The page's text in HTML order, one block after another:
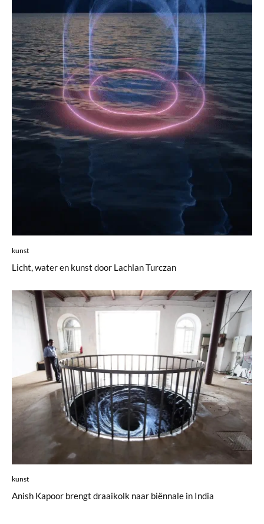
kunst
Licht, water en kunst door Lachlan Turczan
kunst
Anish Kapoor brengt draaikolk naar biënnale in India